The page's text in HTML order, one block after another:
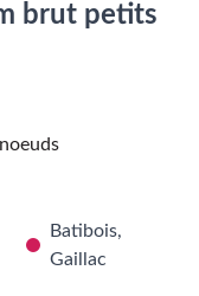
brut petits
Batibois,
Gaillac